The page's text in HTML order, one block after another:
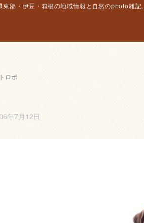
部・伊豆・箱根の地域情報と自然のphoto雑記。
ロボ
年7月12日